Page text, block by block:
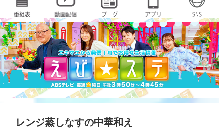
レンジ蒸しなすの中華和え